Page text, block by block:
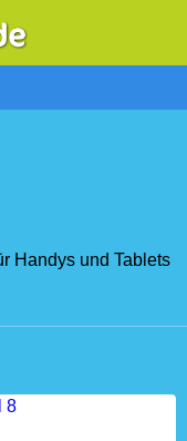
Handys und Tablets